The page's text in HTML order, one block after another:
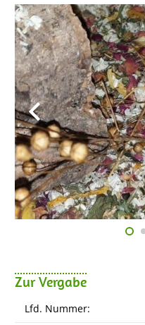
Zur Vergabe
Lfd. Nummer: